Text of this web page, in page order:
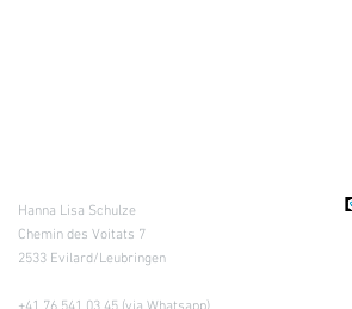
Hanna Lisa Schulze
Chemin des Voitats 7
2533 Evilard/Leubringen